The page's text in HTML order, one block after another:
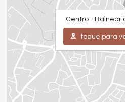
Centro -
toque para